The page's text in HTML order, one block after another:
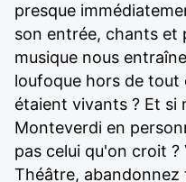
presque
son entrée, chants et
musique nous
loufoque hors de tout
étaient vivants ? Et si
Monteverdi en
pas celui qu'on croit ?
Théâtre,